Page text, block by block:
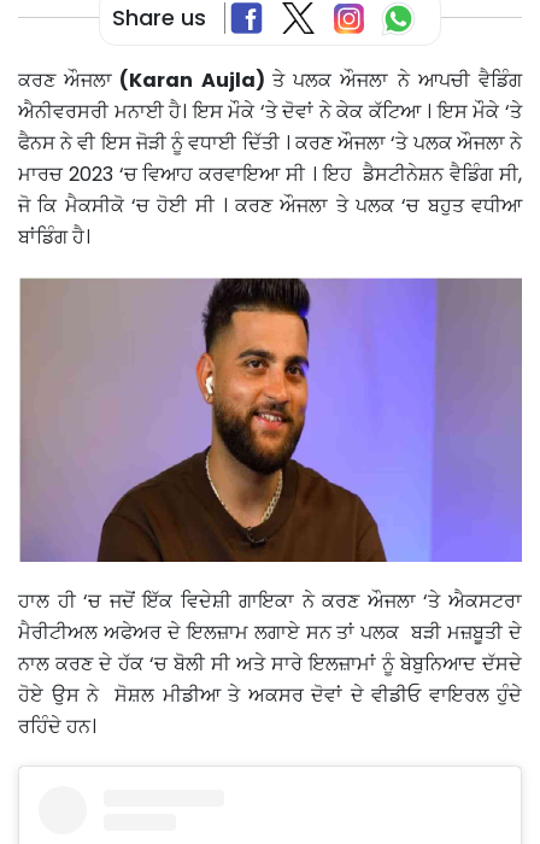
Share us
ਕਰਣ ਔਜਲਾ (Karan Aujla) ਤੇ ਪਲਕ ਔਜਲਾ ਨੇ ਆਪਚੀ ਵੈਡਿੰਗ
ਐਨੀਵਰਸਰੀ ਮਨਾਈ ਹੈ। ਇਸ ਮੌਕੇ ‘ਤੇ ਦੋਵਾਂ ਨੇ ਕੇਕ ਕੱਟਿਆ । ਇਸ ਮੌਕੇ ‘ਤੇ
ਫੈਨਸ ਨੇ ਵੀ ਇਸ ਜੋੜੀ ਨੂੰ ਵਧਾਈ ਦਿੱਤੀ । ਕਰਣ ਔਜਲਾ ‘ਤੇ ਪਲਕ ਔਜਲਾ ਨੇ
ਮਾਰਚ 2023 ‘ਚ ਵਿਆਹ ਕਰਵਾਇਆ ਸੀ । ਇਹ ਡੈਸਟੀਨੇਸ਼ਨ ਵੈਡਿੰਗ ਸੀ,
ਜੋ ਕਿ ਮੈਕਸੀਕੋ ‘ਚ ਹੋਈ ਸੀ । ਕਰਣ ਔਜਲਾ ਤੇ ਪਲਕ ‘ਚ ਬਹੁਤ ਵਧੀਆ
ਬਾਂਡਿੰਗ ਹੈ।
ਹਾਲ ਹੀ ‘ਚ ਜਦੋਂ ਇੱਕ ਵਿਦੇਸ਼ੀ ਗਾਇਕਾ ਨੇ ਕਰਣ ਔਜਲਾ ‘ਤੇ ਐਕਸਟਰਾ
ਮੈਰੀਟੀਅਲ ਅਫੇਅਰ ਦੇ ਇਲਜ਼ਾਮ ਲਗਾਏ ਸਨ ਤਾਂ ਪਲਕ ਬੜੀ ਮਜ਼ਬੂਤੀ ਦੇ
ਨਾਲ ਕਰਣ ਦੇ ਹੱਕ ‘ਚ ਬੋਲੀ ਸੀ ਅਤੇ ਸਾਰੇ ਇਲਜ਼ਾਮਾਂ ਨੂੰ ਬੇਬੁਨਿਆਦ ਦੱਸਦੇ
ਹੋਏ ਉਸ ਨੇ ਸੋਸ਼ਲ ਮੀਡੀਆ ਤੇ ਅਕਸਰ ਦੋਵਾਂ ਦੇ ਵੀਡੀਓ ਵਾਇਰਲ ਹੁੰਦੇ
ਰਹਿੰਦੇ ਹਨ।